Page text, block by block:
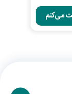
می‌کنم